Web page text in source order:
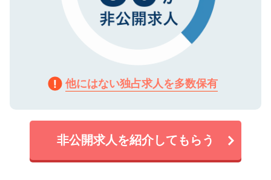
他にはない独占求人を多数保有
非公開求人を紹介してもらう